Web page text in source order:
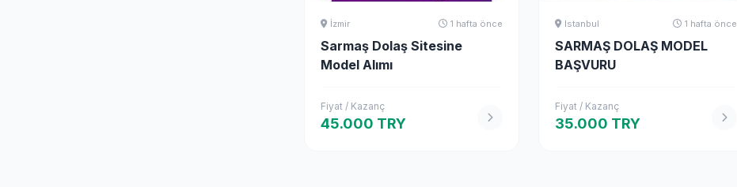
İzmir 1 hafta önce
Sarmaş Dolaş Sitesine
Model Alımı
Fiyat / Kazanç
45.000 TRY
Istanbul 1 hafta önce
SARMAŞ DOLAŞ MODEL
BAŞVURU
Fiyat / Kazanç
35.000 TRY